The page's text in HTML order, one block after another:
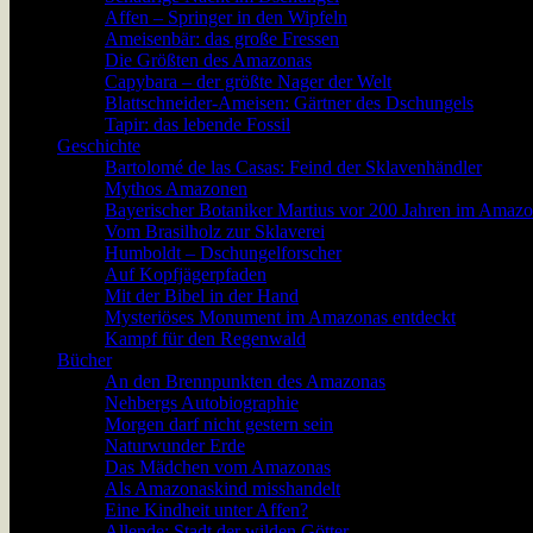
Affen – Springer in den Wipfeln
Ameisenbär: das große Fressen
Die Größten des Amazonas
Capybara – der größte Nager der Welt
Blattschneider-Ameisen: Gärtner des Dschungels
Tapir: das lebende Fossil
Geschichte
Bartolomé de las Casas: Feind der Sklavenhändler
Mythos Amazonen
Bayerischer Botaniker Martius vor 200 Jahren im
Vom Brasilholz zur Sklaverei
Humboldt – Dschungelforscher
Auf Kopfjägerpfaden
Mit der Bibel in der Hand
Mysteriöses Monument im Amazonas entdeckt
Kampf für den Regenwald
Bücher
An den Brennpunkten des Amazonas
Nehbergs Autobiographie
Morgen darf nicht gestern sein
Naturwunder Erde
Das Mädchen vom Amazonas
Als Amazonaskind misshandelt
Eine Kindheit unter Affen?